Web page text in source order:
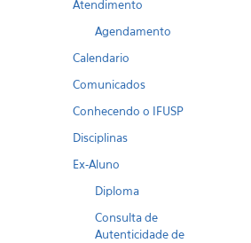
Atendimento
Agendamento
Calendario
Comunicados
Conhecendo o IFUSP
Disciplinas
Ex-Aluno
Diploma
Consulta de
Autenticidade de